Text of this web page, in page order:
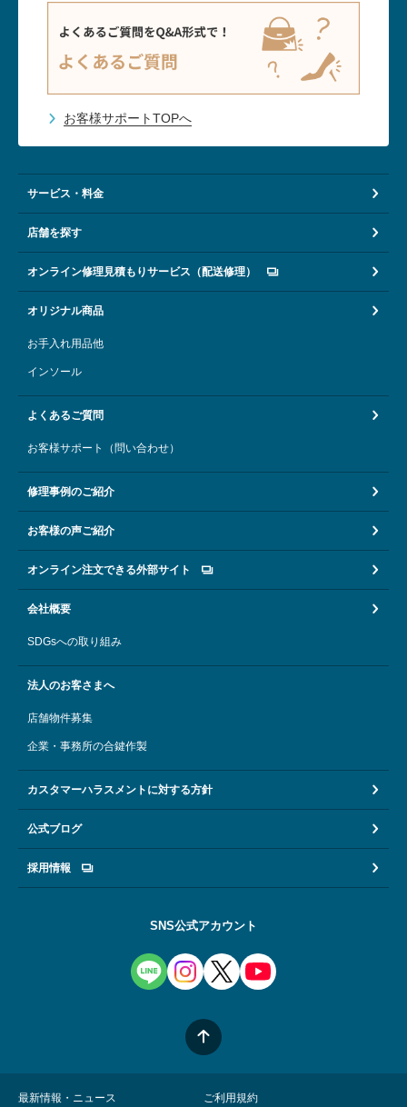
お客様サポートTOPへ
サービス・料金
店舗を探す
オンライン修理見積もりサービス（配送修理）
オリジナル商品
お手入れ用品他
インソール
よくあるご質問
お客様サポート（問い合わせ）
修理事例のご紹介
お客様の声ご紹介
オンライン注文できる外部サイト
会社概要
SDGsへの取り組み
法人のお客さまへ
店舗物件募集
企業・事務所の合鍵作製
カスタマーハラスメントに対する方針
公式ブログ
採用情報
SNS公式アカウント
最新情報・ニュース ご利用規約